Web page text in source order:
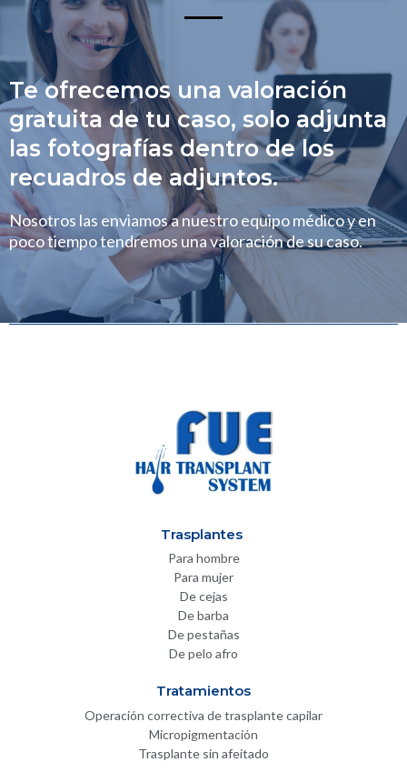
Te ofrecemos una valoración
gratuita de tu caso, solo adjunta
las fotografías dentro de los
recuadros de adjuntos.
Nosotros las enviamos a nuestro equipo médico y en
poco tiempo tendremos una valoración de su caso.
Trasplantes
Para hombre
Para mujer
De cejas
De barba
De pestañas
De pelo afro
Tratamientos
Operación correctiva de trasplante capilar
Micropigmentación
Trasplante sin afeitado